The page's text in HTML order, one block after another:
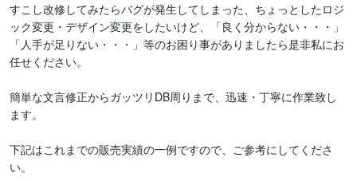
すこし改修してみたらバグが発生してしまった、ちょっとしたロジ
ック変更・デザイン変更をしたいけど、「良く分からない・・・」
「人手が足りない・・・」等のお困り事がありましたら是非私にお
任せください。
簡単な文言修正からガッツリDB周りまで、迅速・丁寧に作業致し
ます。
下記はこれまでの販売実績の一例ですので、ご参考にしてくださ
い。